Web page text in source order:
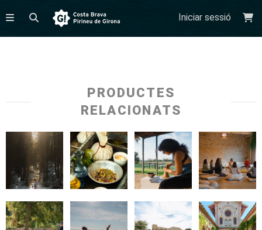
Iniciar sessió
PRODUCTES
RELACIONATS